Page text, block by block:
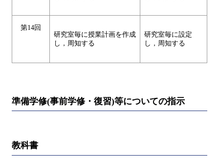
第14回
研究室毎に授業計画を作成
し，周知する
研究室毎に設定
し，周知する
準備学修(事前学修・復習)等についての指示
教科書